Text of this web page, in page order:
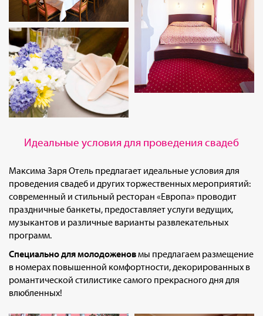
Идеальные условия для проведения свадеб
Максима Заря Отель предлагает идеальные условия для
проведения свадеб и других торжественных мероприятий:
современный и стильный ресторан «Европа» проводит
праздничные банкеты, предоставляет услуги ведущих,
музыкантов и различные варианты развлекательных
программ.
Специально для молодоженовмы предлагаем размещение
в номерах повышенной комфортности, декорированных в
романтической стилистике самого прекрасного дня для
влюбленных!